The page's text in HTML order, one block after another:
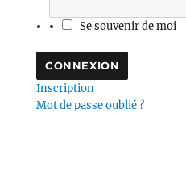
Se souvenir de moi
Inscription
Mot de passe oublié ?